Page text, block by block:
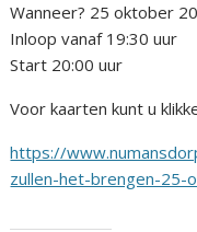
Wanneer? 25 oktober
Inloop vanaf 19:30 uur
Start 20:00 uur
Voor kaarten kunt u
https://
zullen-het-brengen-25-